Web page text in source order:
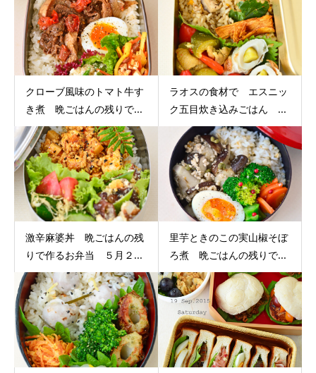
クローブ風味のトマト牛す
き煮 晩ごはんの残りで...
ラオスの食材で エスニッ
ク五目炊き込みごはん ...
激辛麻婆丼 晩ごはんの残
りで作るお弁当 ５月２...
里芋ときのこの実山椒そぼ
ろ煮 晩ごはんの残りで...